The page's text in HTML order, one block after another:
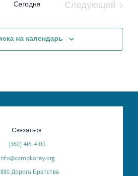
Cегодня
Следующий
на календарь
Связаться
(360) 416-4100
info@campkorey.org
Дорога Братства